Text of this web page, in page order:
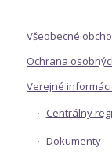
Všeobecné
Ochrana
Verejné
Centrálny
Dokumenty